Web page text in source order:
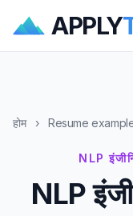
APPLY
होम › Resume
NLP
NLP